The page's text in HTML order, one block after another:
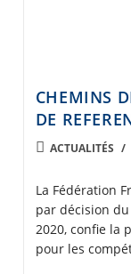
CHEMINS
DE
POSTACTUALITÉS /
La Fédération
par décision
2020, confie la
pour les